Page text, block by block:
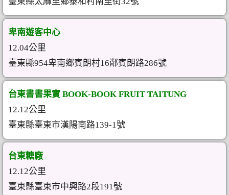
卑南遊客中心
12.04公里
臺東縣954卑南鄉賓朗村16鄰賓朗路286號
台東書書果實 BOOK-BOOK FRUIT TAITUNG
12.12公里
臺東縣臺東市漢陽南路139-1號
台東糖廠
12.12公里
臺東縣臺東市中興路2段191號